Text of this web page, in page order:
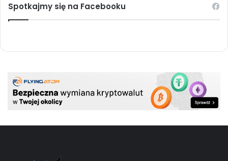
Spotkajmy się na Facebooku